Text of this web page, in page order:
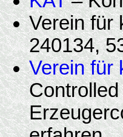
Verein für
240134,
Verein für